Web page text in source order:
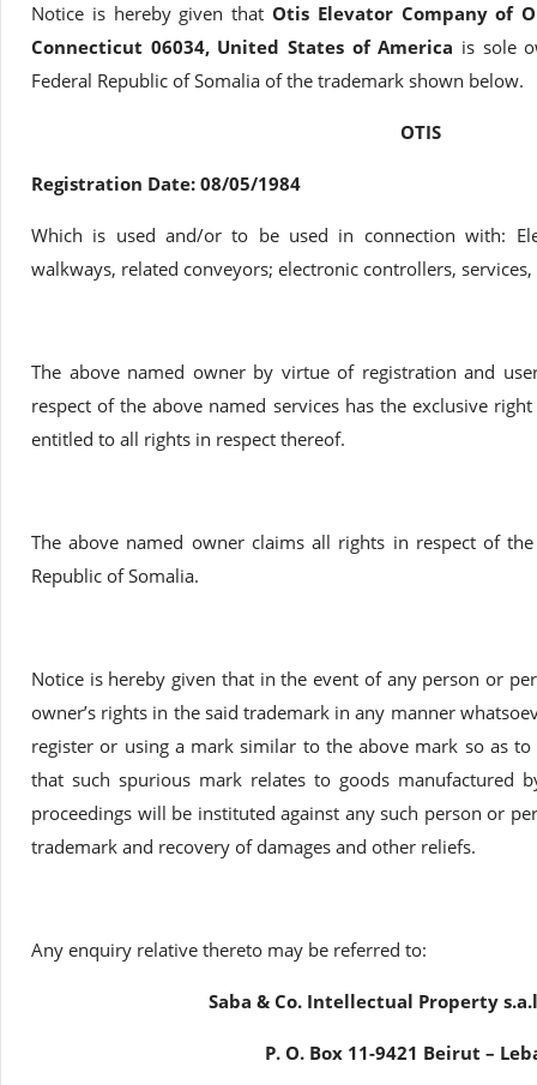
Notice is hereby given thatOtis Elevator Company of
Connecticut 06034, United States of America is sole
Federal Republic of Somalia of the trademark shown below.
OTIS
Registration Date: 08/05/1984
Which is used and/or to be used in connection with:
walkways, related conveyors; electronic controllers,
The above named owner by virtue of registration and
respect of the above named services has the exclusive
entitled to all rights in respect thereof.
The above named owner claims all rights in respect of
Republic of Somalia.
Notice is hereby given that in the event of any person or
owner’s rights in the said trademark in any manner
register or using a mark similar to the above mark so as
that such spurious mark relates to goods manufactured
proceedings will be instituted against any such person or
trademark and recovery of damages and other reliefs.
Any enquiry relative thereto may be referred to:
Saba & Co. Intellectual Property
P. O. Box 11-9421 Beirut –